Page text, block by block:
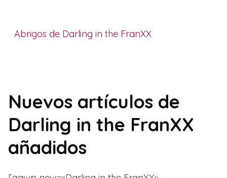
Abrigos de Darling in the FranXX
Nuevos artículos de
Darling in the FranXX
añadidos